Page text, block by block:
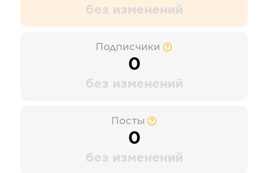
без изменений
Подписчики
0
без изменений
Посты
0
без изменений